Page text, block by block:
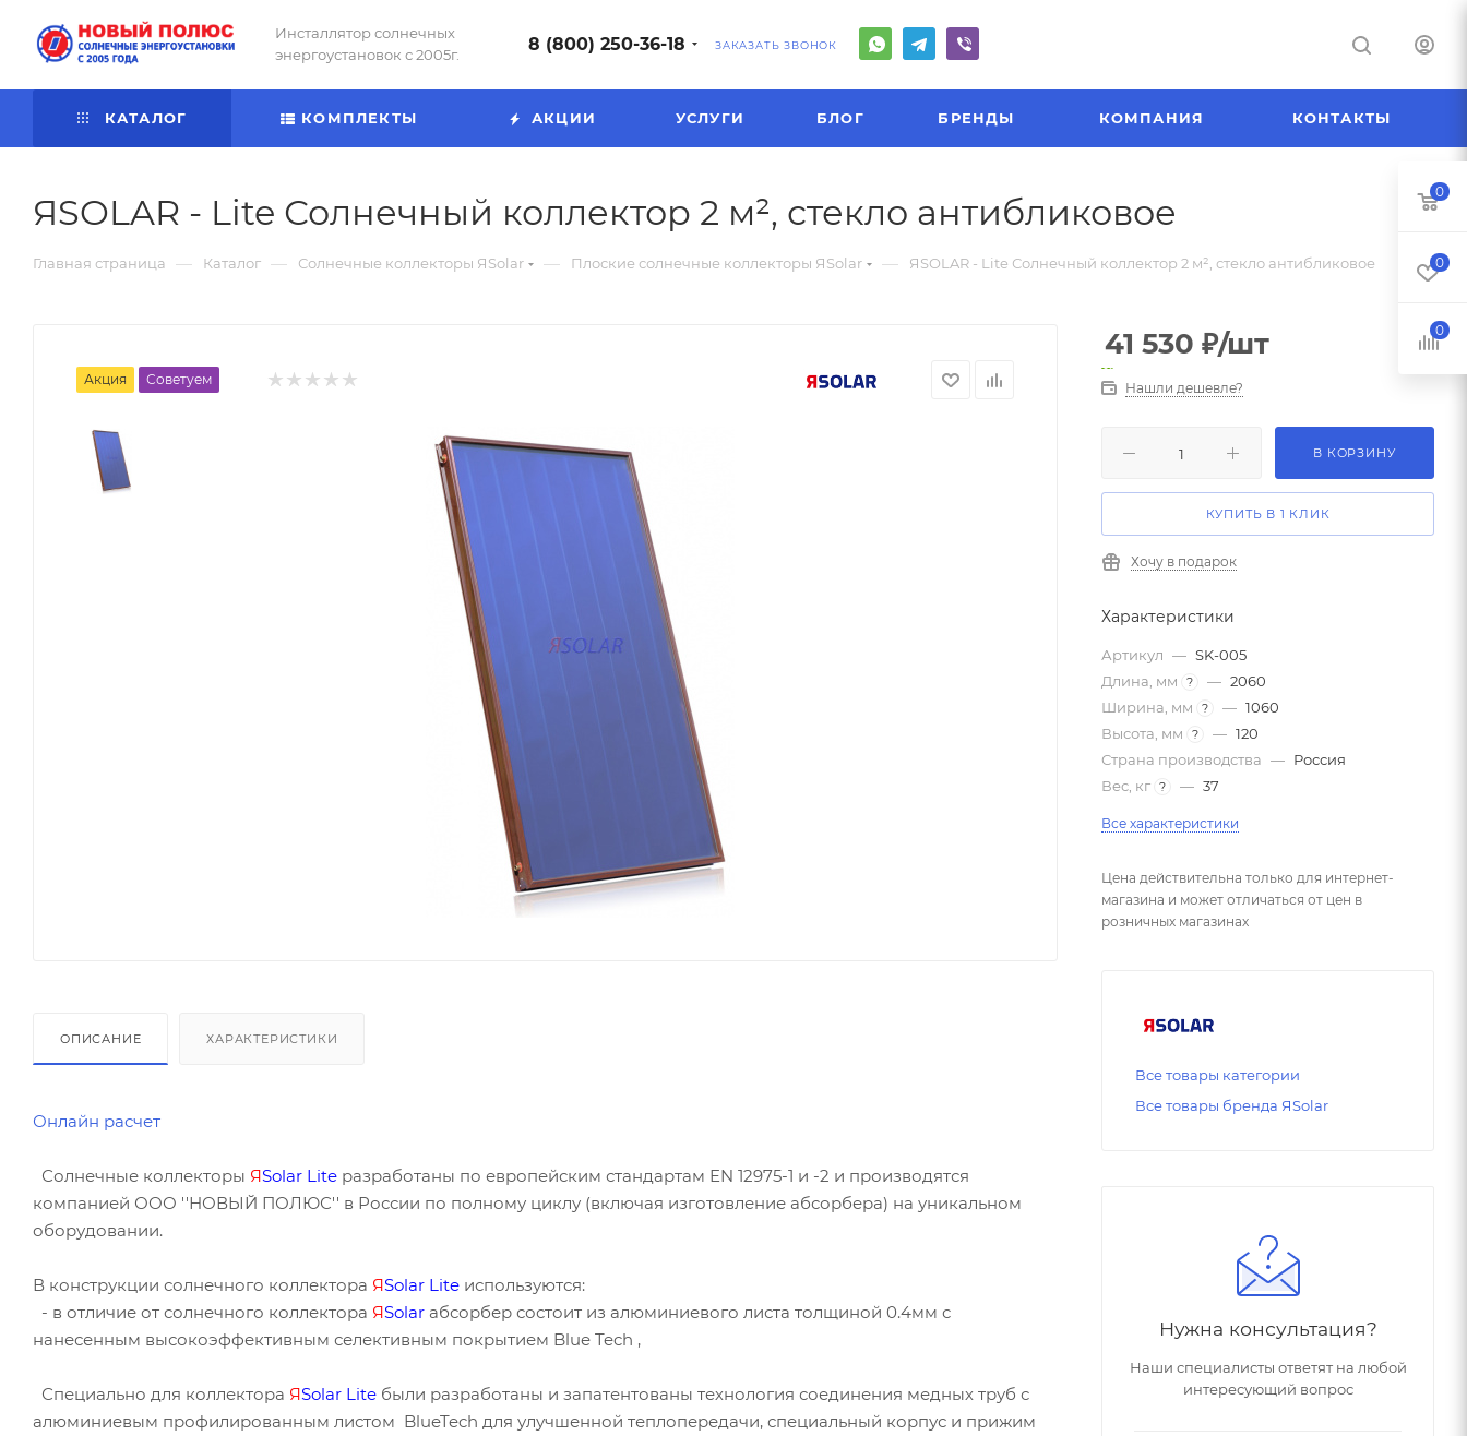
Инсталлятор солнечных
энергоустановок с 2005г.
8 (800) 250-36-18 ЗАКАЗАТЬ ЗВОНОК
КАТАЛОГ КОМПЛЕКТЫ АКЦИИ УСЛУГИ БЛОГ БРЕНДЫ КОМПАНИЯ КОНТАКТЫ
ЯSOLAR - Lite Солнечный коллектор 2 м², стекло антибликовое
Главная страница — Каталог — Солнечные коллекторы ЯSolar — Плоские солнечные коллекторы ЯSolar — ЯSOLAR - Lite Солнечный коллектор 2 м², стекло антибликовое
Акция Советуем
ОПИСАНИЕ ХАРАКТЕРИСТИКИ
Онлайн расчет
Солнечные коллекторы ЯSolar Lite разработаны по европейским стандартам EN 12975-1 и -2 и производятся
компанией ООО ''НОВЫЙ ПОЛЮС'' в России по полному циклу (включая изготовление абсорбера) на уникальном
оборудовании.
В конструкции солнечного коллектора ЯSolar Lite используются:
- в отличие от солнечного коллектора ЯSolar абсорбер состоит из алюминиевого листа толщиной 0.4мм с
нанесенным высокоэффективным селективным покрытием Blue Tech ,
Специально для коллектора ЯSolar Lite были разработаны и запатентованы технология соединения медных труб с
алюминиевым профилированным листом BlueTech для улучшенной теплопередачи, специальный корпус и прижим
41 530 ₽/шт
Нашли дешевле?
В КОРЗИНУ
КУПИТЬ В 1 КЛИК
Хочу в подарок
Характеристики
Артикул — SK-005
Длина, мм
? — 2060
Ширина, мм
? — 1060
Высота, мм
? — 120
Страна производства — Россия
Вес, кг ? — 37
Все характеристики
Цена действительна только для интернет-
магазина и может отличаться от цен в
розничных магазинах
Все товары категории
Все товары бренда ЯSolar
Нужна консультация?
Наши специалисты ответят на любой
интересующий вопрос
0
0
0